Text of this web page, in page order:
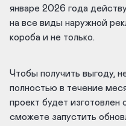
январе 2026 года
на все виды наружной
короба и не только.
Чтобы получить выгоду,
полностью в течение
проект будет изготовлен
сможете запустить